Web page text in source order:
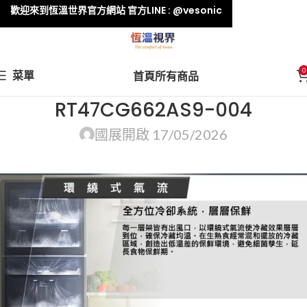
菜單 首頁所有商品 0
RT47CG662AS9-004
國展開啟 17/05/2026
歡迎來到恆溫世界官方網站 官方LINE : @vesonic